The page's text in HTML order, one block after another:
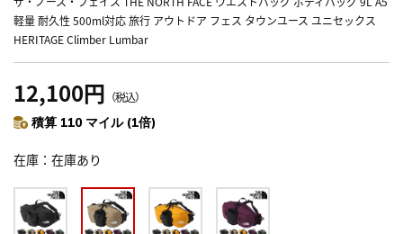
軽量 耐久性 500ml対応 旅行 アウトドア フェス タウンユース ユニセックス
HERITAGE Climber Lumbar
12,100円 （税込）
積算 110 マイル (1倍)
在庫 在庫あり